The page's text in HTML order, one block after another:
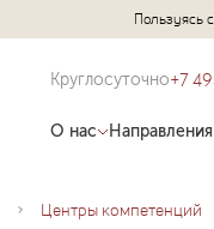
Пользуясь
Круглосуточно+7
О нас
Центры компетенций